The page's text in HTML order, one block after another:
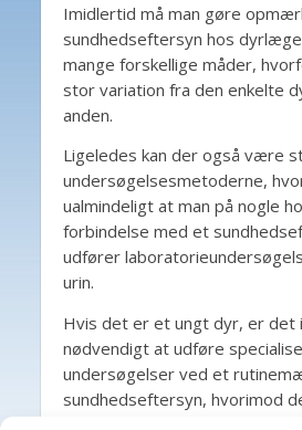
Imidlertid må man gøre
sundhedseftersyn hos
mange forskellige måder,
stor variation fra den enkelte
anden.
Ligeledes kan der også være
undersøgelsesmetoderne,
ualmindeligt at man på nogle
forbindelse med et
udfører
urin.
Hvis det er et ungt dyr, er det
nødvendigt at udføre
undersøgelser ved et
sundhedseftersyn, hvorimod